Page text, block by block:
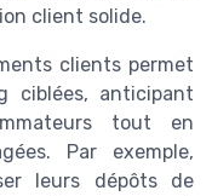
client solide.
clients permet
ciblées, anticipant
tout en
Par exemple,
leurs dépôts de